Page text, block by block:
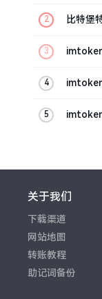
比特堡
关于我们
下载渠道
网站地图
转账教程
助记词备份